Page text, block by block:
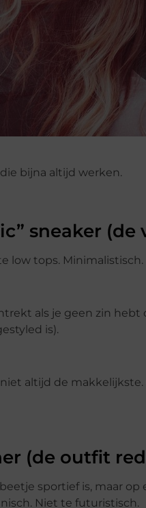
bijna altijd werken.
sneaker
low tops.
als je geen zin
is).
altijd de makkelijkste.
(de outfit
sportief is, maar
Niet te futuristisch.